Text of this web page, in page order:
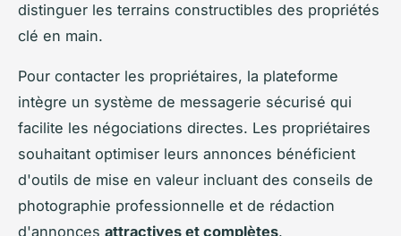
distinguer les terrains constructibles des propriétés
clé en main.
Pour contacter les propriétaires, la plateforme
intègre un système de messagerie sécurisé qui
facilite les négociations directes. Les propriétaires
souhaitant optimiser leurs annonces bénéficient
d'outils de mise en valeur incluant des conseils de
photographie professionnelle et de rédaction
d'annonces attractives et complètes.